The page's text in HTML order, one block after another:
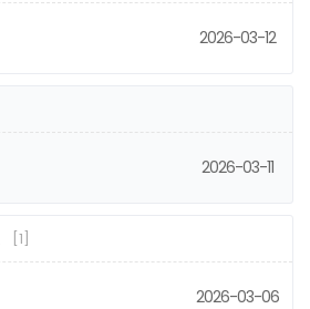
2026-03-12
2026-03-11
[1]
2026-03-06